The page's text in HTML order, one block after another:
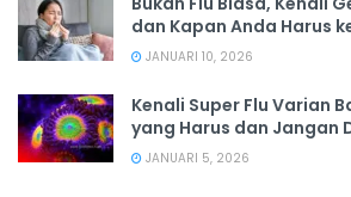
dan Kapan Anda Harus
JANUARI 10, 2026
Kenali Super Flu Varian
yang Harus dan Jangan
JANUARI 5, 2026